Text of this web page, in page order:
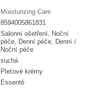
Moisturizing Care
8594005861831
Salonní ošetření, Noční
péče, Denní péče, Denní /
Noční péče
suchá
Pleťové krémy
Essenté